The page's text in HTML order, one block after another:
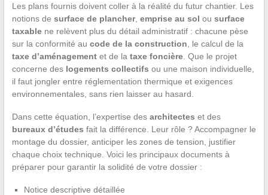
Les plans fournis doivent coller à la réalité du futur chantier. Les
notions de surface de plancher, emprise au sol ou surface
taxablene relèvent plus du détail administratif : chacune pèse
sur la conformité au code de la construction , le calcul de la
taxe d’aménagementet de la taxe foncière. Que le projet
concerne des logements collectifs ou une maison individuelle,
il faut jongler entre réglementation thermique et exigences
environnementales, sans rien laisser au hasard.
Dans cette équation, l’expertise des architectes et des
bureaux d’études fait la différence. Leur rôle ? Accompagner le
montage du dossier, anticiper les zones de tension, justifier
chaque choix technique. Voici les principaux documents à
préparer pour garantir la solidité de votre dossier :
Notice descriptive détaillée